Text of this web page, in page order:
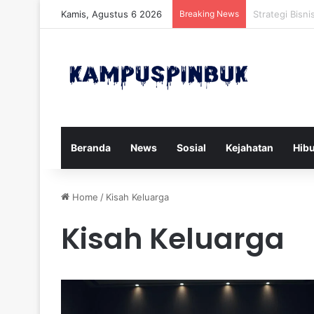
Kamis, Agustus 6 2026 Breaking News Xforce Siap
Beranda News Sosial Kejahatan
Home / Kisah Keluarga
Kisah Keluarga